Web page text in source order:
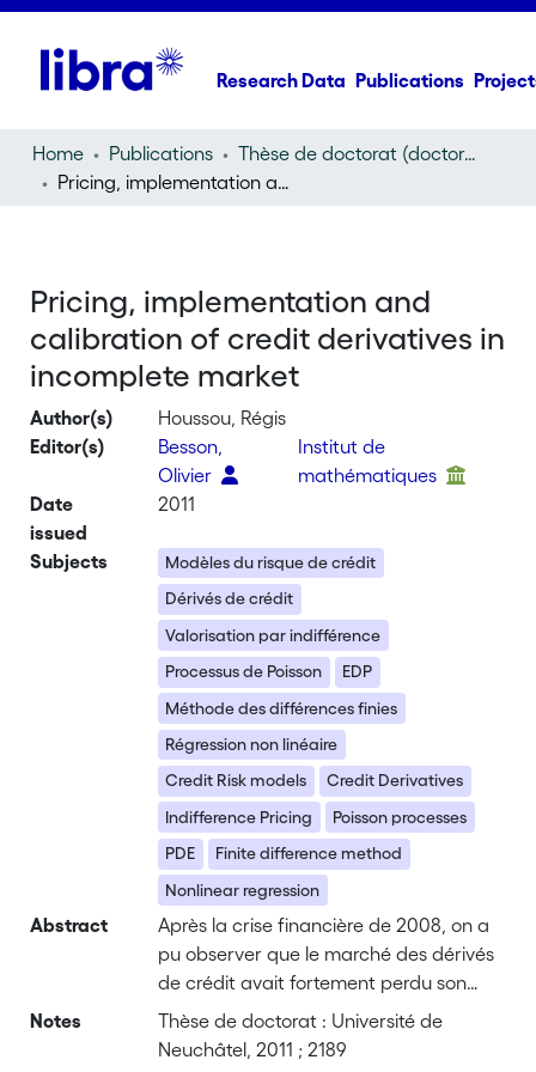
Research Data Publications
Home Publications
Thèse de doctorat (doctoral thesis)
Pricing, implementation and calibration of credit derivatives in incomplete market
Pricing, implementation and
calibration of credit derivatives in
incomplete market
Author(s)
Houssou, Régis
Editor(s)
Besson,
Olivier
Institut de
mathématiques
Date
issued
2011
Subjects
Modèles du risque de crédit
Dérivés de crédit
Valorisation par indifférence
Processus de Poisson
EDP
Méthode des différences finies
Régression non linéaire
Credit Risk models
Credit Derivatives
Indifference Pricing
Poisson processes
PDE
Finite difference method
Nonlinear regression
Abstract
Après la crise financière de 2008, on a
pu observer que le marché des dérivés
de crédit avait fortement perdu son
niveau courant de liquidité. L'existence
de dérivés de crédit illiquides qui ne
Notes
Thèse de doctorat : Université de
Neuchâtel, 2011 ; 2189